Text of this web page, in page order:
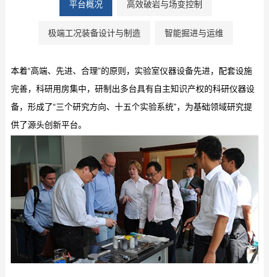
平台概况 高效破岩与场变控制
极端工况装备设计与制造 智能掘进与运维
本着“高端、先进、合理”的原则，实验室仪器设备先进，配套设施
完善，科研用房集中，研制出多台具有自主知识产权的科研仪器设
备，形成了“三个研究方向、十五个实验系统”，为基础领域研究提
供了源头创新平台。